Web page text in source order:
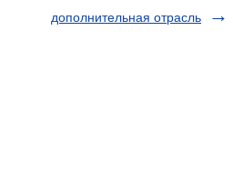
дополнительная отрасль